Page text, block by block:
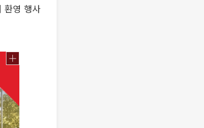
환영 행사